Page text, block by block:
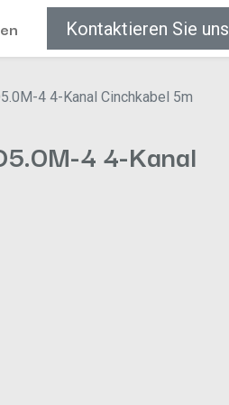
Kontaktieren Sie uns
4 4-Kanal Cinchkabel 5m
4 4-Kanal